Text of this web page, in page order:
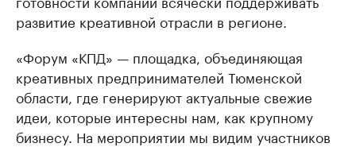
развитие креативной отрасли в регионе.
«Форум «КПД» — площадка, объединяющая
креативных предпринимателей Тюменской
области, где генерируют актуальные свежие
идеи, которые интересны нам, как крупному
бизнесу. На мероприятии мы видим участников